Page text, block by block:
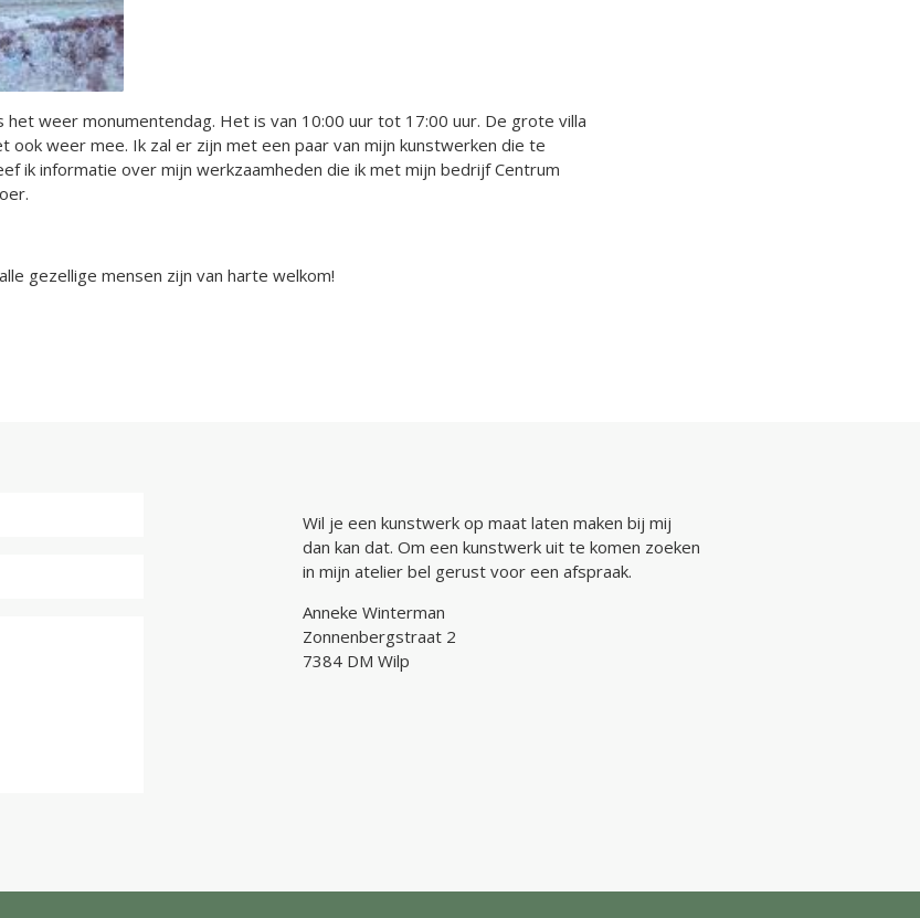
weer monumentendag. Het is van 10:00 uur tot 17:00 uur. De grote villa
weer mee. Ik zal er zijn met een paar van mijn kunstwerken die te
ik informatie over mijn werkzaamheden die ik met mijn bedrijf Centrum
gezellige mensen zijn van harte welkom!
Wil je een kunstwerk op maat laten maken bij mij
dan kan dat. Om een kunstwerk uit te komen zoeken
in mijn atelier bel gerust voor een afspraak.
Anneke Winterman
Zonnenbergstraat 2
7384 DM Wilp